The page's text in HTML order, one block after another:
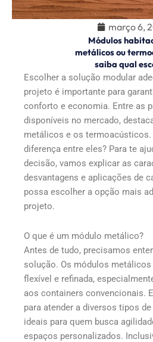
março 6,
Módulos
metálicos ou
saiba qual
Escolher a solução modular
projeto é importante para
conforto e economia. Entre as
disponíveis no mercado,
metálicos e os
diferença entre eles? Para te
decisão, vamos explicar as
desvantagens e aplicações de
possa escolher a opção mais
projeto.
O que é um módulo metálico?
Antes de tudo, precisamos
solução. Os módulos
flexível e refinada,
aos containers convencionais.
para atender a diversos tipos
ideais para quem busca
espaços personalizados.